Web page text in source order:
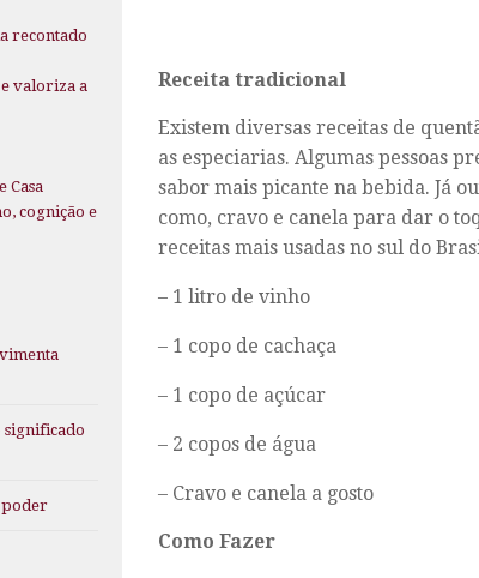
Receita tradicional
Existem diversas receitas de
as especiarias. Algumas pessoas
sabor mais picante na bebida. Já
como, cravo e canela para dar o
receitas mais usadas no sul do
– 1 litro de vinho
– 1 copo de cachaça
– 1 copo de açúcar
– 2 copos de água
– Cravo e canela a gosto
Como Fazer
recontado
valoriza a
Casa
cognição e
poder